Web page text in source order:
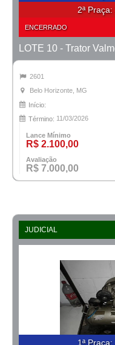
2ª Praça:
ENCERRADO
2601
Belo Horizonte, MG
Início:
Término: 11/03/2026
Lance Mínimo
R$ 2.100,00
Avaliação
R$ 7.000,00
JUDICIAL
1ª Praça: